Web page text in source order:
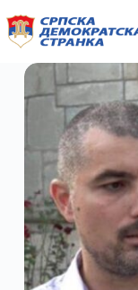
Органи
Вијести
Изабрани
Контакт